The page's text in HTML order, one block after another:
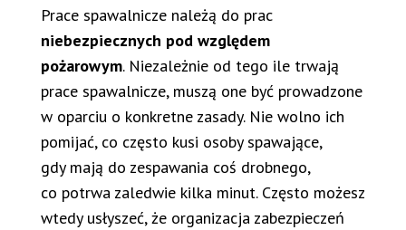
Prace spawalnicze należą do prac
niebezpiecznych pod względem
pożarowym. Niezależnie od tego ile trwają
prace spawalnicze, muszą one być prowadzone
w oparciu o konkretne zasady. Nie wolno ich
pomijać, co często kusi osoby spawające,
gdy mają do zespawania coś drobnego,
co potrwa zaledwie kilka minut. Często możesz
wtedy usłyszeć, że organizacja zabezpieczeń